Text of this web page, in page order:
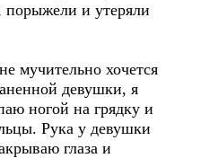
порыжели и утеряли
мучительно хочется
девушки, я
ногой на грядку и
Рука у девушки
глаза и